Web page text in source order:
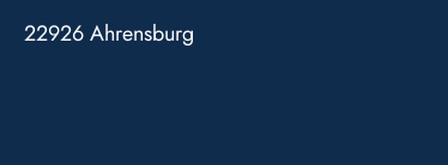
22926 Ahrensburg